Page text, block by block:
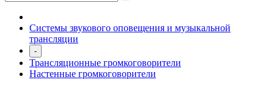
Системы звукового оповещения и музыкальной
трансляции
-
Трансляционные громкоговорители
Настенные громкоговорители